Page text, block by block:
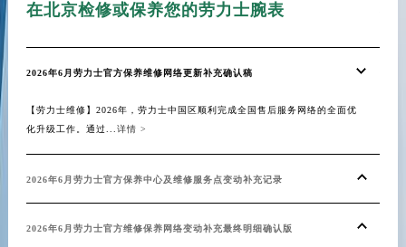
在北京检修或保养您的劳力士腕表
2026年6月劳力士官方保养维修网络更新补充确认稿
【劳力士维修】2026年，劳力士中国区顺利完成全国售后服务网络的全面优
化升级工作。通过... 详情 >
2026年6月劳力士官方保养中心及维修服务点变动补充记录
2026年6月劳力士官方维修保养网络变动补充最终明细确认版